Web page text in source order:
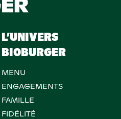
L’UNIVERS
BIOBURGER
MENU
ENGAGEMENTS
FAMILLE
FIDÉLITÉ